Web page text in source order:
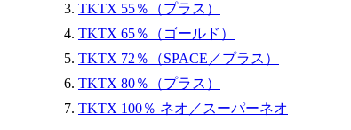
TKTX 55％（プラス）
TKTX 65％（ゴールド）
TKTX 72％（SPACE／プラス）
TKTX 80％（プラス）
TKTX 100％ ネオ／スーパーネオ